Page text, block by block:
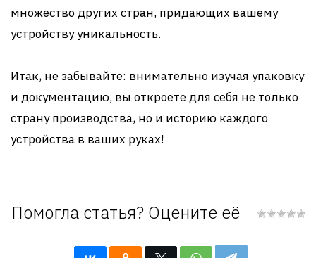
множество других стран, придающих вашему
устройству уникальность.
Итак, не забывайте: внимательно изучая упаковку
и документацию, вы откроете для себя не только
страну производства, но и историю каждого
устройства в ваших руках!
Помогла статья? Оцените её